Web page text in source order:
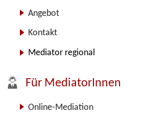
Angebot
Kontakt
Mediator regional
Für MediatorInnen
Online-Mediation